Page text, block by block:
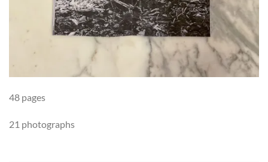
48 pages
21 photographs